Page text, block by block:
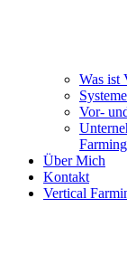
Was ist
Vor-
Farming
Über Mich
Kontakt
Vertical